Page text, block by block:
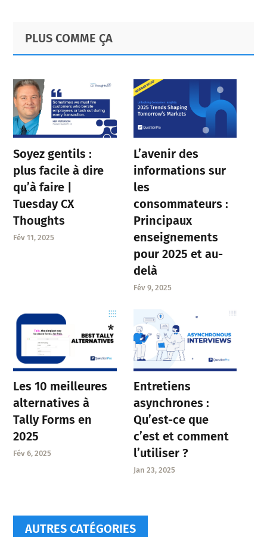
Primary
Sidebar
Footer
PLUS COMME ÇA
Soyez gentils :
plus facile à dire
qu’à faire |
Tuesday CX
Thoughts
Fév 11, 2025
L’avenir des
informations sur
les
consommateurs :
Principaux
enseignements
pour 2025 et au-
delà
Fév 9, 2025
Les 10 meilleures
alternatives à
Tally Forms en
2025
Fév 6, 2025
Entretiens
asynchrones :
Qu’est-ce que
c’est et comment
l’utiliser ?
Jan 23, 2025
AUTRES CATÉGORIES